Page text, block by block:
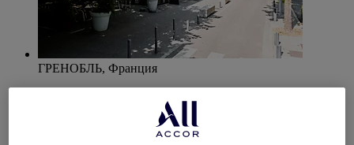
ГРЕНОБЛЬ, Франция
Mercure Гренобль Центр Альп
Обновленный в 2022 году отель Mercure Гренобль